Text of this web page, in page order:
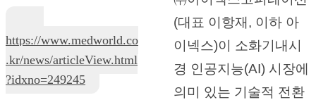
https://www.medworld.co
.kr/news/articleView.html
?idxno=249245
(대표 이항재, 이하 아
이넥스)이 소화기내시
경 인공지능(AI) 시장에
의미 있는 기술적 전환